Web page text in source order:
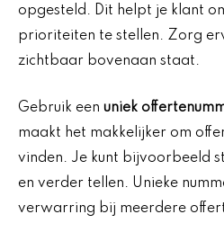
opgesteld. Dit helpt je klant
prioriteiten te stellen. Zorg
zichtbaar bovenaan staat.
Gebruik een uniek
maakt het makkelijker om
vinden. Je kunt bijvoorbeeld
en verder tellen. Unieke
verwarring bij meerdere